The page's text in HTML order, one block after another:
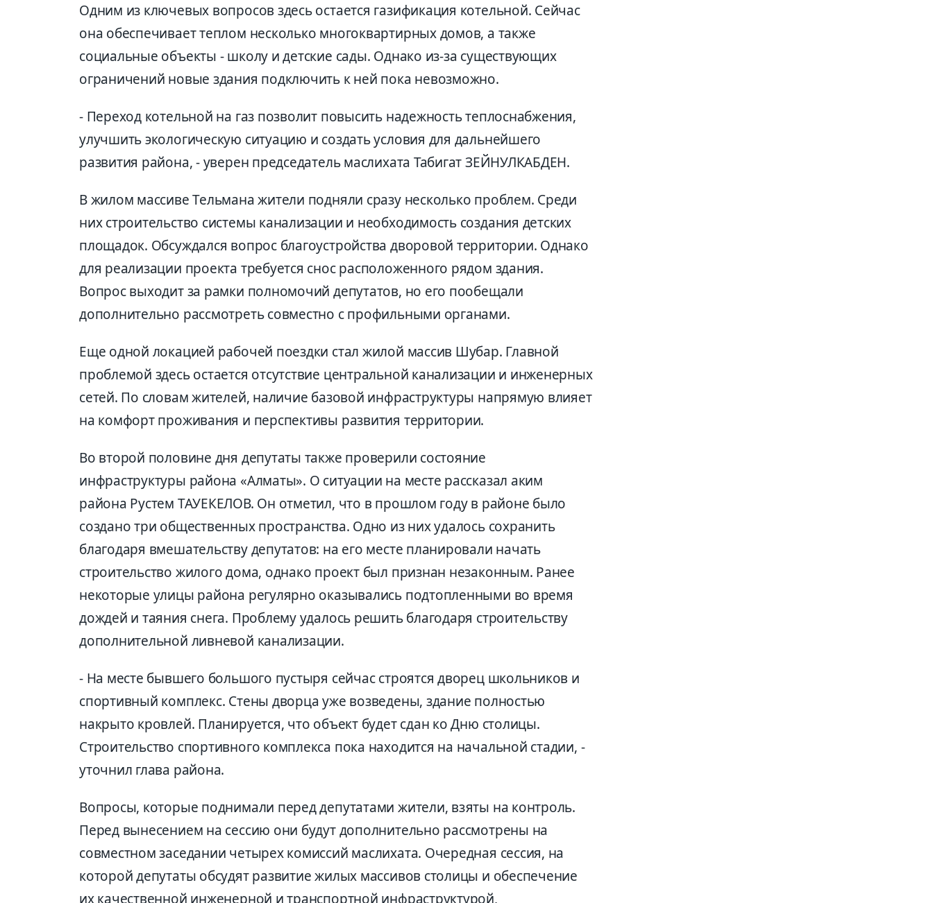
Одним из ключевых вопросов здесь остается газификация котельной. Сейчас
она обеспечивает теплом несколько многоквартирных домов, а также
социальные объекты - школу и детские сады. Однако из-за существующих
ограничений новые здания подключить к ней пока невозможно.
- Переход котельной на газ позволит повысить надежность теплоснабжения,
улучшить экологическую ситуацию и создать условия для дальнейшего
развития района, - уверен председатель маслихата Табигат ЗЕЙНУЛКАБДЕН.
В жилом массиве Тельмана жители подняли сразу несколько проблем. Среди
них строительство системы канализации и необходимость создания детских
площадок. Обсуждался вопрос благоустройства дворовой территории. Однако
для реализации проекта требуется снос расположенного рядом здания.
Вопрос выходит за рамки полномочий депутатов, но его пообещали
дополнительно рассмотреть совместно с профильными органами.
Еще одной локацией рабочей поездки стал жилой массив Шубар. Главной
проблемой здесь остается отсутствие центральной канализации и инженерных
сетей. По словам жителей, наличие базовой инфраструктуры напрямую влияет
на комфорт проживания и перспективы развития территории.
Во второй половине дня депутаты также проверили состояние
инфраструктуры района «Алматы». О ситуации на месте рассказал аким
района Рустем ТАУЕКЕЛОВ. Он отметил, что в прошлом году в районе было
создано три общественных пространства. Одно из них удалось сохранить
благодаря вмешательству депутатов: на его месте планировали начать
строительство жилого дома, однако проект был признан незаконным. Ранее
некоторые улицы района регулярно оказывались подтопленными во время
дождей и таяния снега. Проблему удалось решить благодаря строительству
дополнительной ливневой канализации.
- На месте бывшего большого пустыря сейчас строятся дворец школьников и
спортивный комплекс. Стены дворца уже возведены, здание полностью
накрыто кровлей. Планируется, что объект будет сдан ко Дню столицы.
Строительство спортивного комплекса пока находится на начальной стадии, -
уточнил глава района.
Вопросы, которые поднимали перед депутатами жители, взяты на контроль.
Перед вынесением на сессию они будут дополнительно рассмотрены на
совместном заседании четырех комиссий маслихата. Очередная сессия, на
которой депутаты обсудят развитие жилых массивов столицы и обеспечение
их качественной инженерной и транспортной инфраструктурой,